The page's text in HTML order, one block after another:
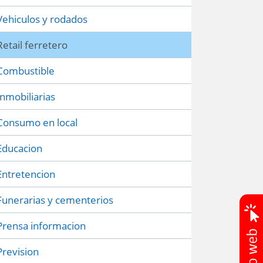
y rodados
ferretero
en local
y cementerios
informacion